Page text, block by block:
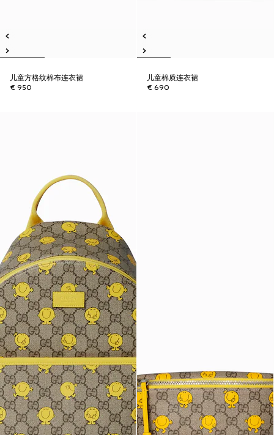
儿童方格纹棉布连衣裙
€ 950
儿童棉质连衣裙
€ 690